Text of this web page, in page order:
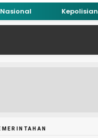
Nasional Kepolisian